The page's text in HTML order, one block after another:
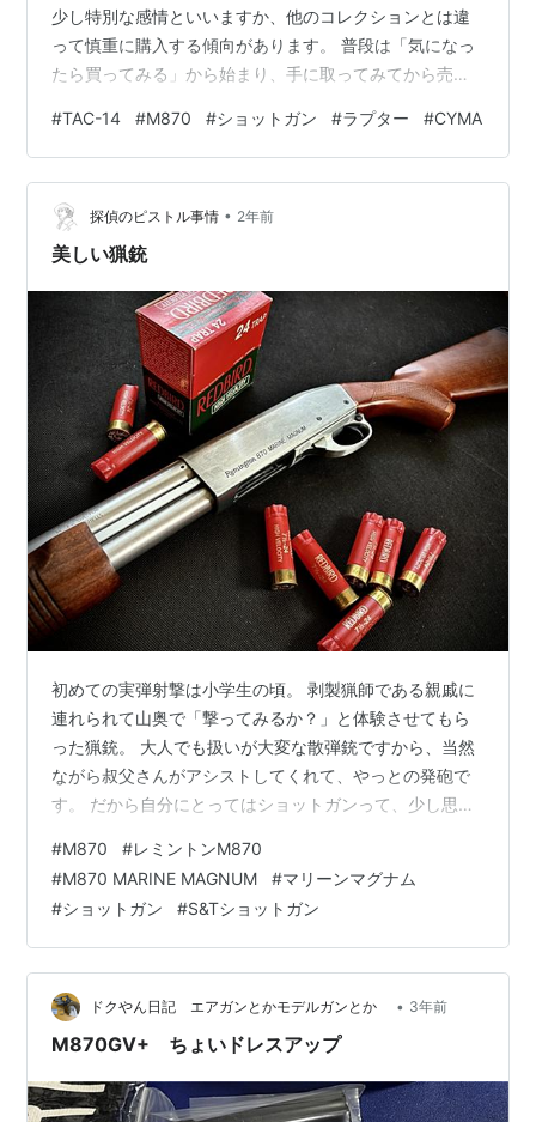
少し特別な感情といいますか、他のコレクションとは違
って慎重に購入する傾向があります。 普段は「気になっ
たら買ってみる」から始まり、手に取ってみてから売却
けど使わずに売却…なんてことも結構ありました。 しか
しショットガンだけは考えまくってから"手放す気ゼ
ロ"で購入…という感じ。 Remington TAC-14 "RAPTOR"
バレルとストックを切り詰めて携帯性と即応性を重視し
た"ソードオフ"はビジュアル的には好みではありませ
#TAC-14 #M870 #ショットガン #ラプター #CYMA
探偵のピストル事情 • 2年前
美しい猟銃
初めての実弾射撃は小学生の頃。 剥製猟師である親戚に
連れられて山奥で「撃ってみるか？」と体験させてもら
った猟銃。 大人でも扱いが大変な散弾銃ですから、当然
ながら叔父さんがアシストしてくれて、やっとの発砲で
す。 だから自分にとってはショットガンって、少し思い
MARINE MAGNUM 日本国内でも猟銃として所有できる
マリーンマグナム。 いつかは実銃で欲しいなと思いつ
つ、トイガンで入手しました。 本当は３発同時発射が良
かったけど、シルバーで木製のショットガンが欲しいと
なると、どうやらこれしか無さそうです。 By S＆T Air
Sho…
#M870 #レミントンM870
#M870 MARINE MAGNUM #マリーンマグナム
#ショットガン #S&Tショットガン
ドクやん日記 エアガンとかモデルガンとか • 3年前
M870GV+ ちょいドレスアップ